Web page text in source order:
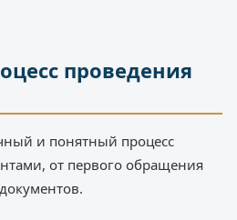
проведения
и понятный процесс
от первого обращения